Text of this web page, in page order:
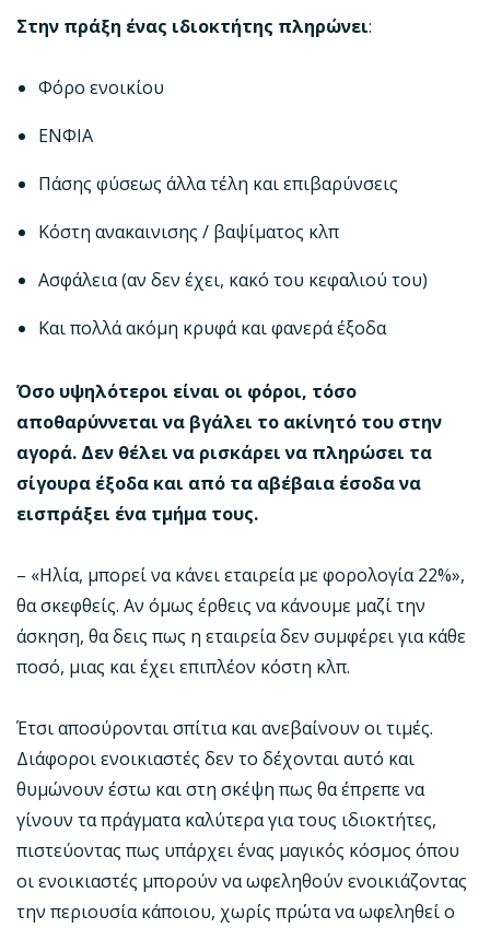
Στην πράξη ένας ιδιοκτήτης πληρώνει:
Φόρο ενοικίου
ΕΝΦΙΑ
Πάσης φύσεως άλλα τέλη και επιβαρύνσεις
Κόστη ανακαινισης / βαψίματος κλπ
Ασφάλεια (αν δεν έχει, κακό του κεφαλιού του)
Και πολλά ακόμη κρυφά και φανερά έξοδα
Όσο υψηλότεροι είναι οι φόροι, τόσο
αποθαρύννεται να βγάλει το ακίνητό του στην
αγορά. Δεν θέλει να ρισκάρει να πληρώσει τα
σίγουρα έξοδα και από τα αβέβαια έσοδα να
εισπράξει ένα τμήμα τους.
– «Ηλία, μπορεί να κάνει εταιρεία με φορολογία 22%»,
θα σκεφθείς. Αν όμως έρθεις να κάνουμε μαζί την
άσκηση, θα δεις πως η εταιρεία δεν συμφέρει για κάθε
ποσό, μιας και έχει επιπλέον κόστη κλπ.
Έτσι αποσύρονται σπίτια και ανεβαίνουν οι τιμές.
Διάφοροι ενοικιαστές δεν το δέχονται αυτό και
θυμώνουν έστω και στη σκέψη πως θα έπρεπε να
γίνουν τα πράγματα καλύτερα για τους ιδιοκτήτες,
πιστεύοντας πως υπάρχει ένας μαγικός κόσμος όπου
οι ενοικιαστές μπορούν να ωφεληθούν ενοικιάζοντας
την περιουσία κάποιου, χωρίς πρώτα να ωφεληθεί ο